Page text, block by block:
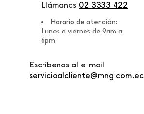
Llámanos 02 3333 422
Horario de atención:
Lunes a viernes de 9am a
6pm
Escríbenos al e-mail
servicioalcliente@mng.com.ec